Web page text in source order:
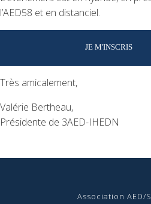
l’AED58 et en distanciel.
JE M'INSCRIS
Très amicalement,
Valérie Bertheau,
Présidente de 3AED-IHEDN
Association AED/